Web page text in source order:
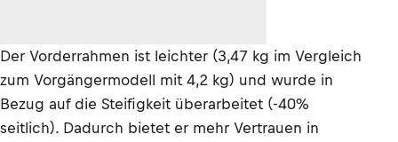
Der Vorderrahmen ist leichter (3,47 kg im Vergleich
zum Vorgängermodell mit 4,2 kg) und wurde in
Bezug auf die Steifigkeit überarbeitet (-40%
seitlich). Dadurch bietet er mehr Vertrauen in